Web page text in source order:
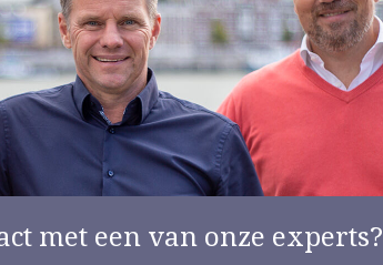
met een van onze experts?